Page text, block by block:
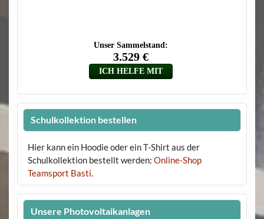
Schulkollektion bestellen
Hier kann ein Hoodie oder ein T-Shirt aus der
Schulkollektion bestellt werden: Online-Shop
Teamsport Basti.
Unsere Photovoltaikanlagen